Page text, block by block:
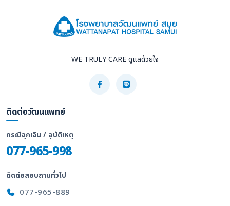
WE TRULY CARE ดูแลด้วยใจ
ติดต่อวัฒนแพทย์
กรณีฉุกเฉิน / อุบัติเหตุ
077-965-998
ติดต่อสอบถามทั่วไป
077-965-889